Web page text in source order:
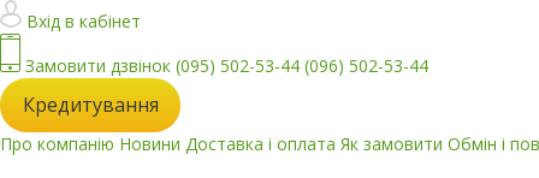
Вхід в кабінет
Замовити дзвінок (095) 502-53-44 (096) 502-53-44
Кредитування
Про компанію Новини Доставка і оплата Як замовити Обмін і